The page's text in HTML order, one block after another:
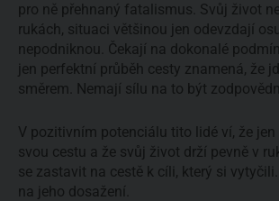
pro ně přehnaný fatalismus. Svůj život
rukách, situaci většinou jen odevzdají
nepodniknou. Čekají na dokonalé
jen perfektní průběh cesty znamená, že
směrem. Nemají sílu na to být
V pozitivním potenciálu tito lidé ví, že jen
svou cestu a že svůj život drží pevně v
se zastavit na cestě k cíli, který si vytyčili.
na jeho dosažení.